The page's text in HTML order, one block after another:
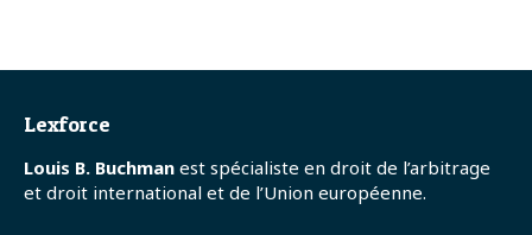
Lexforce
Louis B. Buchman est spécialiste en droit de l’arbitrage
et droit international et de l’Union européenne.